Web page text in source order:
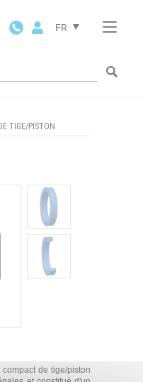
FR
TIGE/PISTON
de tige/piston